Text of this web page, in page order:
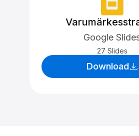
Google
27 Slides
Download